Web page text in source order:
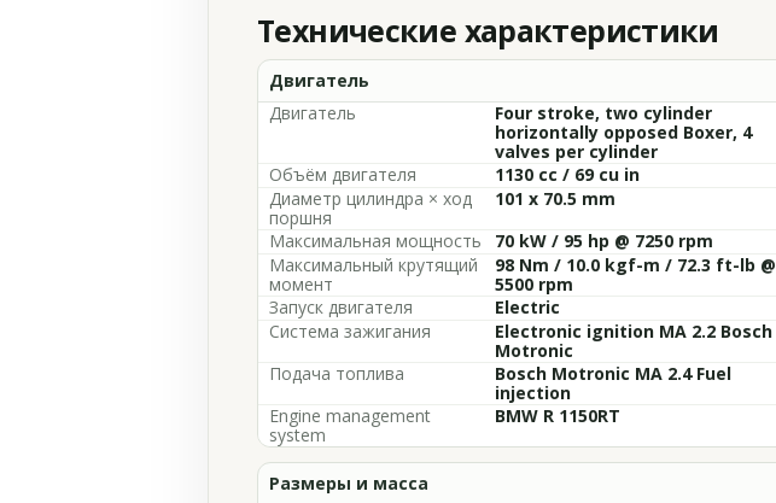
Технические характеристики
Двигатель
Двигатель
Four stroke, two cylinder
horizontally opposed Boxer, 4
valves per cylinder
Объём двигателя
1130 cc / 69 cu in
Диаметр цилиндра × ход
поршня
101 x 70.5 mm
Максимальная мощность
70 kW / 95 hp @ 7250 rpm
Максимальный крутящий
момент
98 Nm / 10.0 kgf-m / 72.3 ft-lb @
5500 rpm
Запуск двигателя
Electric
Система зажигания
Electronic ignition MA 2.2 Bosch
Motronic
Подача топлива
Bosch Motronic MA 2.4 Fuel
injection
Engine management
system
BMW R 1150RT
Размеры и масса